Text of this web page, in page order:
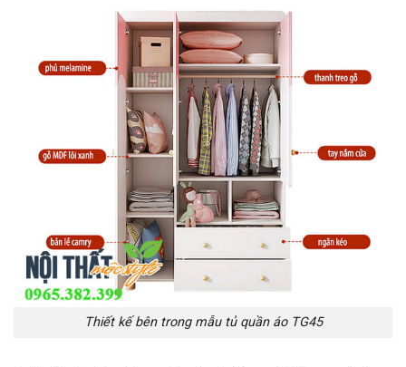
Thiết kế bên trong mẫu tủ quần áo TG45